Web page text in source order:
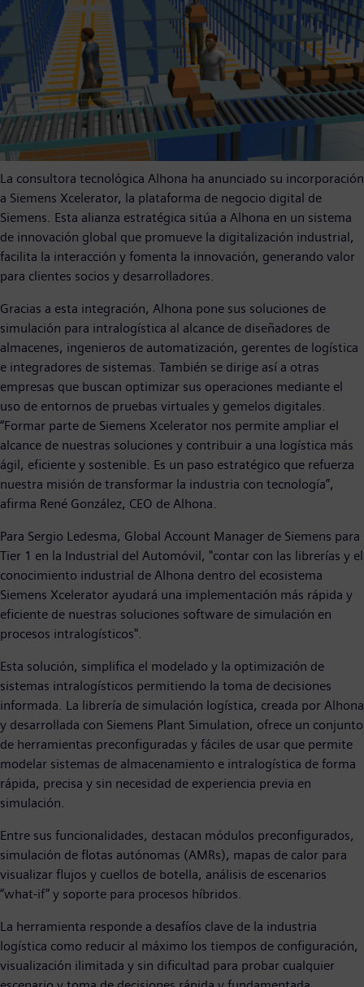
La consultora tecnológica Alhona ha anunciado su incorporación
a Siemens Xcelerator, la plataforma de negocio digital de
Siemens. Esta alianza estratégica sitúa a Alhona en un sistema
de innovación global que promueve la digitalización industrial,
facilita la interacción y fomenta la innovación, generando valor
para clientes socios y desarrolladores.
Gracias a esta integración, Alhona pone sus soluciones de
simulación para intralogística al alcance de diseñadores de
almacenes, ingenieros de automatización, gerentes de logística
e integradores de sistemas. También se dirige así a otras
empresas que buscan optimizar sus operaciones mediante el
uso de entornos de pruebas virtuales y gemelos digitales.
“Formar parte de Siemens Xcelerator nos permite ampliar el
alcance de nuestras soluciones y contribuir a una logística más
ágil, eficiente y sostenible. Es un paso estratégico que refuerza
nuestra misión de transformar la industria con tecnología”,
afirma René González, CEO de Alhona.
Para Sergio Ledesma, Global Account Manager de Siemens para
Tier 1 en la Industrial del Automóvil, "contar con las librerías y el
conocimiento industrial de Alhona dentro del ecosistema
Siemens Xcelerator ayudará una implementación más rápida y
eficiente de nuestras soluciones software de simulación en
procesos intralogísticos".
Esta solución, simplifica el modelado y la optimización de
sistemas intralogísticos permitiendo la toma de decisiones
informada. La librería de simulación logística, creada por Alhona
y desarrollada con Siemens Plant Simulation, ofrece un conjunto
de herramientas preconfiguradas y fáciles de usar que permite
modelar sistemas de almacenamiento e intralogística de forma
rápida, precisa y sin necesidad de experiencia previa en
simulación.
Entre sus funcionalidades, destacan módulos preconfigurados,
simulación de flotas autónomas (AMRs), mapas de calor para
visualizar flujos y cuellos de botella, análisis de escenarios
“what-if” y soporte para procesos híbridos.
La herramienta responde a desafíos clave de la industria
logística como reducir al máximo los tiempos de configuración,
visualización ilimitada y sin dificultad para probar cualquier